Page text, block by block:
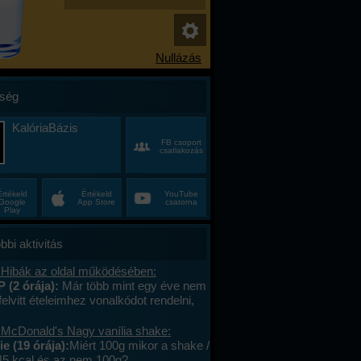
KalóriaBázis
FB csoport
csatlakozás
Play
Értékeld
App Store
YouTube
csatorna
aktivitás
az oldal működésében:
(2 órája): Már több mint egy éve nem
ételeimhez vonalkódot rendelni,
megy. A mások által megadott
le tudom olvasni , jól működik. .
cseréltem, a legújabb android fut,
Nagy vanília shake:
(19 órája):Miért 100g mikor a shake /